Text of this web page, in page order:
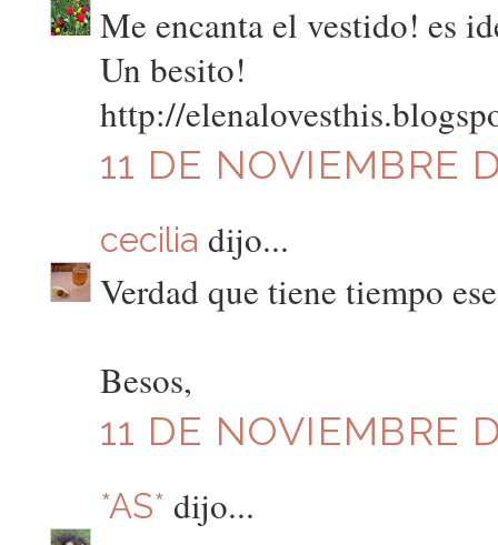
Me encanta el vestido! es
Un besito!
http://
11 DE NOVIEMBRE
cecilia dijo...
Verdad que tiene tiempo
Besos,
11 DE NOVIEMBRE
*AS* dijo...